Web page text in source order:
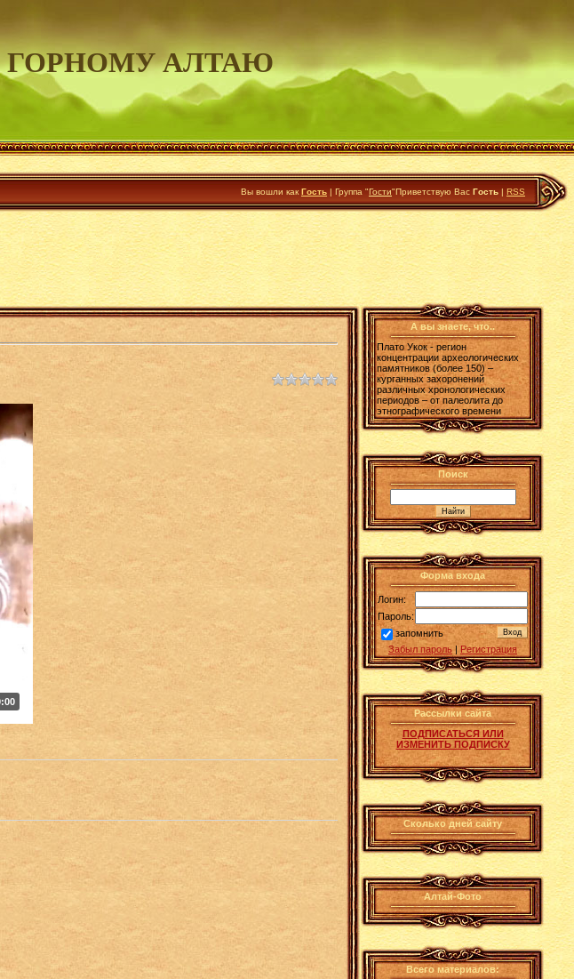
АЛТАЮ
Вы вошли как Гость | Группа "Гости"Приветствую Вас Гость | RSS
А вы знаете, что..
Плато Укок - регион
концентрации археологических
памятников (более 150) –
курганных захоронений
различных хронологических
периодов – от палеолита до
этнографического времени
Поиск
Форма входа
Логин:
Пароль:
запомнить
Забыл пароль | Регистрация
Рассылки сайта
ПОДПИСАТЬСЯ ИЛИ
ИЗМЕНИТЬ ПОДПИСКУ
Сколько дней сайту
Алтай-Фото
Всего материалов: